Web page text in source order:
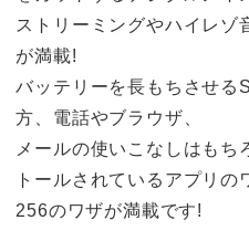
ストリーミングやハイレゾ
が満載!
バッテリーを長もちさせる
方、電話やブラウザ、
メールの使いこなしはもち
トールされているアプリ
256のワザが満載です!